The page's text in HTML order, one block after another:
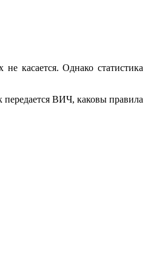
касается. Однако статистика
ВИЧ, каковы правила